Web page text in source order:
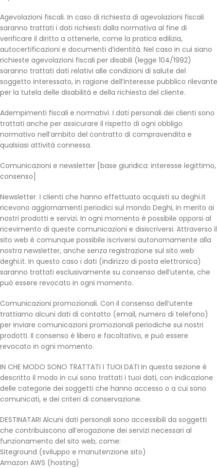
Agevolazioni fiscali. In caso di richiesta di agevolazioni fiscali
saranno trattati i dati richiesti dalla normativa al fine di
verificare il diritto a ottenerle, come la pratica edilizia,
autocertificazioni e documenti d’identità. Nel caso in cui siano
richieste agevolazioni fiscali per disabili (legge 104/1992)
saranno trattati dati relativi alle condizioni di salute del
soggetto interessato, in ragione dell’interesse pubblico rilevante
per la tutela delle disabilità e della richiesta del cliente.
Adempimenti fiscali e normativi. I dati personali dei clienti sono
trattati anche per assicurare il rispetto di ogni obbligo
normativo nell’ambito del contratto di compravendita e
qualsiasi attività connessa.
Comunicazioni e newsletter [base giuridica: interesse legittimo,
consenso]
Newsletter. I clienti che hanno effettuato acquisti su deghi.it
ricevono aggiornamenti periodici sul mondo Deghi, in merito ai
nostri prodotti e servizi. In ogni momento è possibile opporsi al
ricevimento di queste comunicazioni e disiscriversi. Attraverso il
sito web è comunque possibile iscriversi autonomamente alla
nostra newsletter, anche senza registrazione sul sito web
deghi.it. In questo caso i dati (indirizzo di posta elettronica)
saranno trattati esclusivamente su consenso dell’utente, che
può essere revocato in ogni momento.
Comunicazioni promozionali. Con il consenso dell’utente
trattiamo alcuni dati di contatto (email, numero di telefono)
per inviare comunicazioni promozionali periodiche sui nostri
prodotti. Il consenso è libero e facoltativo, e può essere
revocato in ogni momento.
IN CHE MODO SONO TRATTATI I TUOI DATI In questa sezione è
descritto il modo in cui sono trattati i tuoi dati, con indicazione
delle categorie dei soggetti che hanno accesso o a cui sono
comunicati, e dei criteri di conservazione.
DESTINATARI Alcuni dati personali sono accessibili da soggetti
che contribuiscono all’erogazione dei servizi necessari al
funzionamento del sito web, come:
Siteground (sviluppo e manutenzione sito)
Amazon AWS (hosting)